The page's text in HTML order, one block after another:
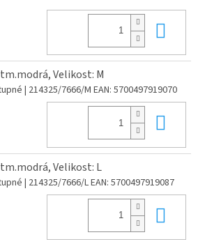
Velikost: M
| 214325/7666/M EAN: 5700497919070
Velikost: L
| 214325/7666/LEAN: 5700497919087